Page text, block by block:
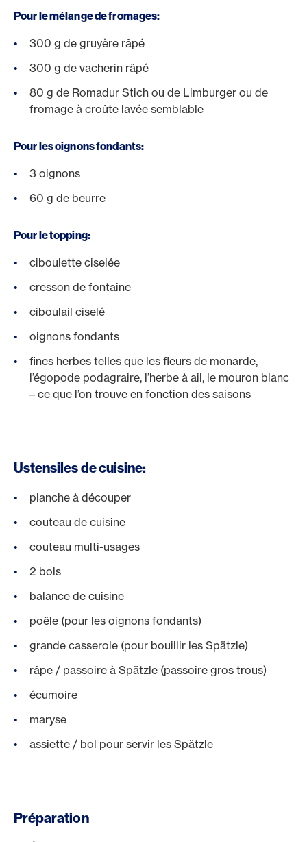
Pour le mélange de fromages:
300 g de gruyère râpé
300 g de vacherin râpé
80 g de Romadur Stich ou de Limburger ou de
fromage à croûte lavée semblable
Pour les oignons fondants:
3 oignons
60 g de beurre
Pour le topping:
ciboulette ciselée
cresson de fontaine
ciboulail ciselé
oignons fondants
fines herbes telles que les fleurs de monarde,
l’égopode podagraire, l’herbe à ail, le mouron blanc
– ce que l’on trouve en fonction des saisons
Ustensiles de cuisine:
planche à découper
couteau de cuisine
couteau multi-usages
2 bols
balance de cuisine
poêle (pour les oignons fondants)
grande casserole (pour bouillir les Spätzle)
râpe / passoire à Spätzle (passoire gros trous)
écumoire
maryse
assiette / bol pour servir les Spätzle
Préparation